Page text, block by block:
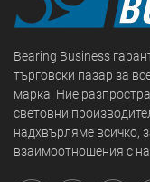
Bearing Business
търговски пазар за
марка. Ние
световни
надхвърляме всичко,
взаимоотношения с